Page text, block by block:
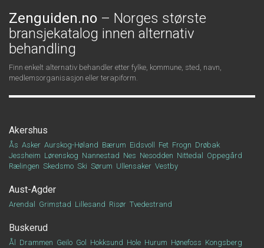
Zenguiden.no – Norges største
bransjekatalog innen alternativ
behandling
Finn enkelt alternativ behandler etter fylke, kommune, sted, navn,
medlemsorganisasjon eller terapiform.
Akershus
Ås Asker Aurskog-Høland Bærum Eidsvoll Fet Frogn Drøbak
Jessheim Lørenskog Nannestad Nes Nesodden Nittedal
Oppegård
Rælingen Skedsmo Ski Sørum Ullensaker Vestby
Aust-Agder
Arendal Grimstad Lillesand Risør Tvedestrand
Buskerud
Ål Drammen Geilo Gol Hokksund Hole Hurum Hønefoss Kongsberg